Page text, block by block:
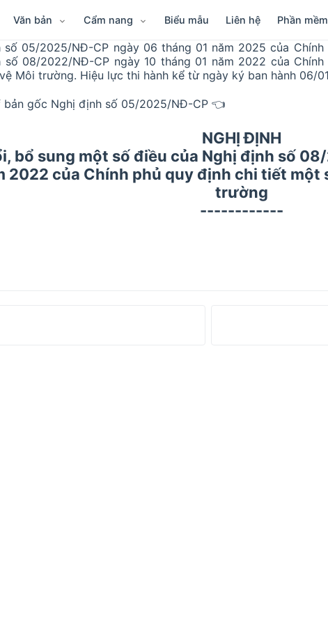
Văn bản Cẩm nang Biểu mẫu Liên hệ Phần
số 05/2025/NĐ-CP ngày 06 tháng 01 năm 2025 của
số 08/2022/NĐ-CP ngày 10 tháng 01 năm 2022 của
Môi trường. Hiệu lực thi hành kể từ ngày ký ban hành 06/
bản gốc Nghị định số 05/2025/NĐ-CP 👈
NGHỊ ĐỊNH
bổ sung một số điều của Nghị định số
2022 của Chính phủ quy định chi tiết một
trường
------------